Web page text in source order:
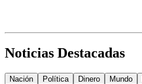
Noticias Destacadas
Nación Política Dinero Mundo